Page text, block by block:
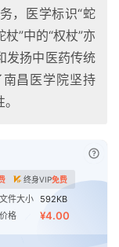
，医学标识“蛇
”中的“权杖”亦
发扬中医药传统
昌医学院坚持
终身VIP免费
文件大小
592KB
价格 ¥4.00